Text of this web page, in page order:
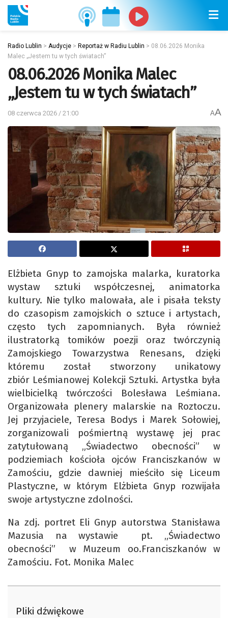
Radio Lublin > Audycje > Reportaż w Radiu Lublin > 08.06.2026 Monika
Malec „Jestem tu w tych światach”
08.06.2026 Monika Malec
„Jestem tu w tych światach”
08 czerwca 2026 / 21:00 AA
Elżbieta Gnyp to zamojska malarka, kuratorka
wystaw sztuki współczesnej, animatorka
kultury. Nie tylko malowała, ale i pisała teksty
do czasopism zamojskich o sztuce i artystach,
często tych zapomnianych. Była również
ilustratorką tomików poezji oraz twórczynią
Zamojskiego Towarzystwa Renesans, dzięki
któremu został stworzony unikatowy
zbiór Leśmianowej Kolekcji Sztuki. Artystka była
wielbicielką twórczości Bolesława Leśmiana.
Organizowała plenery malarskie na Roztoczu.
Jej przyjaciele, Teresa Bodys i Marek Sołowiej,
zorganizowali pośmiertną wystawę jej prac
zatytułowaną „Świadectwo obecności” w
podziemiach kościoła ojców Franciszkanów w
Zamościu, gdzie dawniej mieściło się Liceum
Plastyczne, w którym Elżbieta Gnyp rozwijała
swoje artystyczne zdolności.
Na zdj. portret Eli Gnyp autorstwa Stanisława
Mazusia na wystawie pt. „Świadectwo
obecności” w Muzeum oo.Franciszkanów w
Zamościu. Fot. Monika Malec
Pliki dźwiękowe